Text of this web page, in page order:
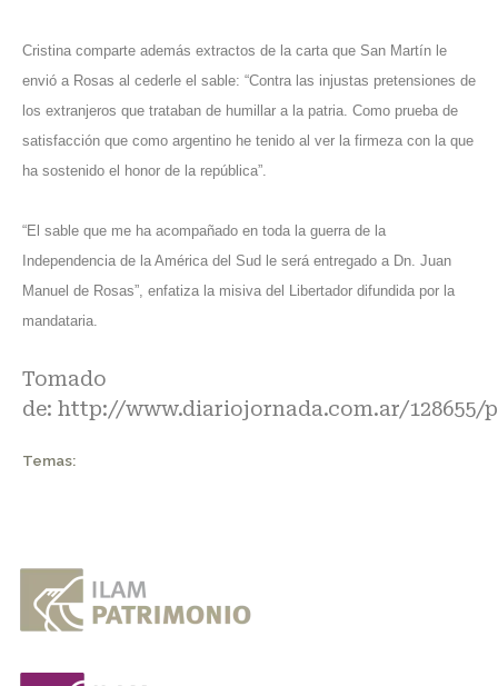
Cristina comparte además extractos de la carta que San Martín le
envió a Rosas al cederle el sable: “Contra las injustas pretensiones de
los extranjeros que trataban de humillar a la patria. Como prueba de
satisfacción que como argentino he tenido al ver la firmeza con la que
ha sostenido el honor de la república”.
“El sable que me ha acompañado en toda la guerra de la
Independencia de la América del Sud le será entregado a Dn. Juan
Manuel de Rosas”, enfatiza la misiva del Libertador difundida por la
mandataria.
Tomado
de: http://www.diariojornada.com.ar/128655/
Temas: